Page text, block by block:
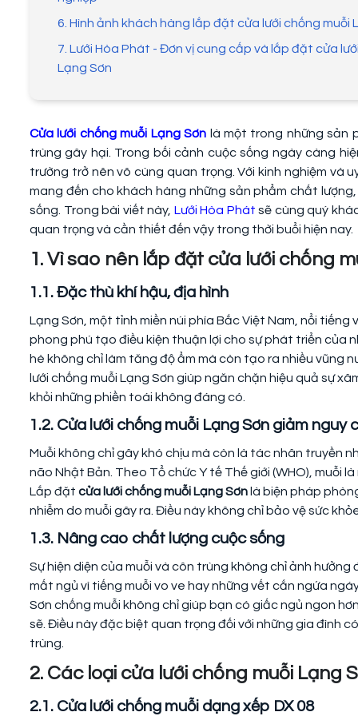
6. Hình ảnh khách hàng lắp đặt cửa lưới chống muỗi
7. Lưới Hòa Phát - Đơn vị cung cấp và lắp đặt cửa
Lạng Sơn
Cửa lưới chống muỗi Lạng Sơn là một trong những sản
trùng gây hại. Trong bối cảnh cuộc sống ngày càng
trường trở nên vô cùng quan trọng. Với kinh nghiệm và
mang đến cho khách hàng những sản phẩm chất
sống. Trong bài viết này, Lưới Hòa Phát sẽ cùng quý
quan trọng và cần thiết đến vậy trong thời buổi hiện nay.
1. Vì sao nên lắp đặt cửa lưới chống
1.1. Đặc thù khí hậu, địa hình
Lạng Sơn, một tỉnh miền núi phía Bắc Việt Nam, nổi
phong phú tạo điều kiện thuận lợi cho sự phát triển của
hè không chỉ làm tăng độ ẩm mà còn tạo ra nhiều vũng
lưới chống muỗi Lạng Sơn giúp ngăn chặn hiệu quả sự
khỏi những phiền toái không đáng có.
1.2. Cửa lưới chống muỗi Lạng Sơn giảm nguy
Muỗi không chỉ gây khó chịu mà còn là tác nhân truyền
não Nhật Bản. Theo Tổ chức Y tế Thế giới (WHO), muỗi
Lắp đặt cửa lưới chống muỗi Lạng Sơn là biện pháp
nhiễm do muỗi gây ra. Điều này không chỉ bảo vệ sức
1.3. Nâng cao chất lượng cuộc sống
Sự hiện diện của muỗi và côn trùng không chỉ ảnh
mất ngủ vì tiếng muỗi vo ve hay những vết cắn ngứa
Sơn chống muỗi không chỉ giúp bạn có giấc ngủ ngon
sẽ. Điều này đặc biệt quan trọng đối với những gia đình
trùng.
2. Các loại cửa lưới chống muỗi Lạng
2.1. Cửa lưới chống muỗi dạng xếp DX 08